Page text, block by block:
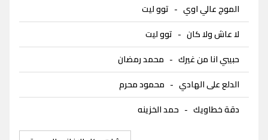
الموج عالي اوي - توو ليت
لا عاش ولا كان - توو ليت
حبيبي انا من غيرك - محمد رمضان
الدلع على الهادي - محمود محرم
دقة خطاويك - حمد الخزينه